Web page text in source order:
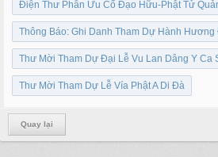
Điện Thư Phân Ưu Cố Đạo Hữu-Phật Tử
Thông Báo: Ghi Danh Tham Dự Hành
Thư Mời Tham Dự Đại Lễ Vu Lan Dâng Y Ca
Thư Mời Tham Dự Lễ Vía Phật A Di Đà
Quay lại